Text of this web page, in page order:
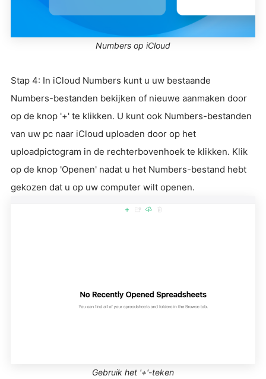
Numbers op iCloud
Stap 4: In iCloud Numbers kunt u uw bestaande
Numbers-bestanden bekijken of nieuwe aanmaken door
op de knop '+' te klikken. U kunt ook Numbers-bestanden
van uw pc naar iCloud uploaden door op het
uploadpictogram in de rechterbovenhoek te klikken. Klik
op de knop 'Openen' nadat u het Numbers-bestand hebt
gekozen dat u op uw computer wilt openen.
Gebruik het '+'-teken